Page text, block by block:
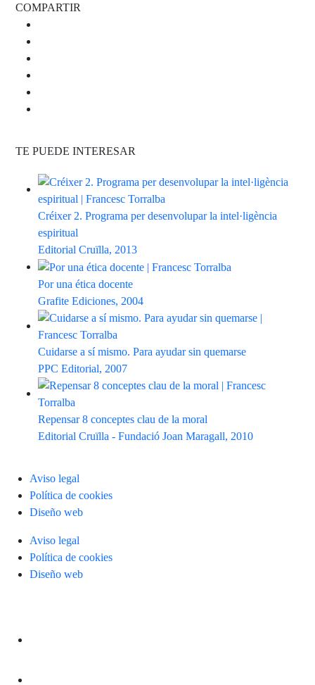
COMPARTIR
TE PUEDE INTERESAR
Créixer 2. Programa per desenvolupar la intel·ligència
espiritual
Editorial Cruïlla, 2013
Por una ética docente
Grafite Ediciones, 2004
Cuidarse a sí mismo. Para ayudar sin quemarse
PPC Editorial, 2007
Repensar 8 conceptes clau de la moral
Editorial Cruïlla - Fundació Joan Maragall, 2010
Aviso legal
Política de cookies
Diseño web
Aviso legal
Política de cookies
Diseño web